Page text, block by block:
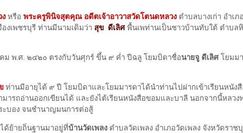
หรือ พระครูพินิจสุตคุณ อดีตเจ้าอาวาสวัดโตนดหลวง ตำบลบางเก่า อำเ
งเพชรบุรี ท่านมีนามเดิมว่า สุข ดีเลิศ พื้นเพท่านเป็นชาวบ้านทับใต้ ตำบล
.ศ. ๒๔๒๐ ตรงกับวันศุกร์ ขึ้น ๙ ค่ำ ปีฉลู โยมบิดาชื่อนายจู ดีเลิศ โยมม
ท่านมีอายุได้ ๙ ปี โยมบิดาและโยมมารดาได้นำท่านไปฝากเข้าเรียนหนัง
ารถอ่านออกเขียนได้ และยังได้เรียนหนังสือขอมและบาลี นอกจากนี้หลว
ะบอง จนชำนาญมนการต่อสู้
ายถิ่นฐานมาอยู่ที่บ้านวัดเพลง ตำบลวัดเพลง อำเภอวัดเพลง จังหวัดรา